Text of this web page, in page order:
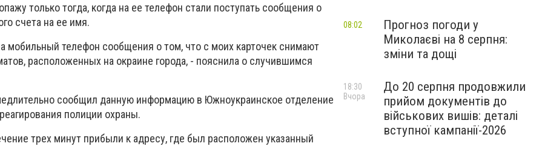
только тогда, когда на ее телефон стали поступать сообщения о
счета на ее имя.
мобильный телефон сообщения о том, что с моих карточек снимают
расположенных на окраине города, - пояснила о случившимся
сообщил данную информацию в Южноукраинское отделение
полиции охраны.
трех минут прибыли к адресу, где был расположен указанный
Прогноз погоди у
Миколаєві на 8 серпня:
зміни та дощі
08:02
До 20 серпня продовжили
прийом документів до
військових вишів: деталі
вступної кампанії-2026
18:30
Вчора